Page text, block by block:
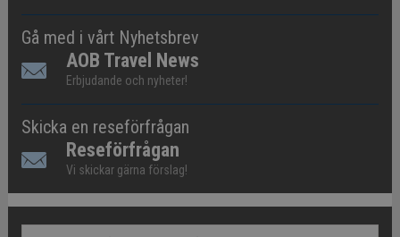
Gå med i vårt Nyhetsbrev
AOB Travel News
Erbjudande och nyheter!
Skicka en reseförfrågan
Reseförfrågan
Vi skickar gärna förslag!